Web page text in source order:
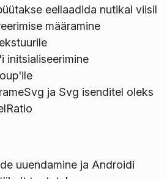
eellaadida nutikal viisil
määramine
initsialiseerimine
ja Svg isenditel oleks
uuendamine ja Androidi